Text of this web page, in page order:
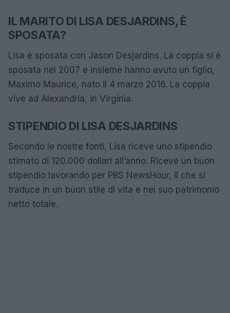
IL MARITO DI LISA DESJARDINS, È
SPOSATA?
Lisa è sposata con Jason Desjardins. La coppia si è
sposata nel 2007 e insieme hanno avuto un figlio,
Maximo Maurice, nato il 4 marzo 2016. La coppia
vive ad Alexandria, in Virginia.
STIPENDIO DI LISA DESJARDINS
Secondo le nostre fonti, Lisa riceve uno stipendio
stimato di 120.000 dollari all’anno. Riceve un buon
stipendio lavorando per PBS NewsHour, il che si
traduce in un buon stile di vita e nel suo patrimonio
netto totale.